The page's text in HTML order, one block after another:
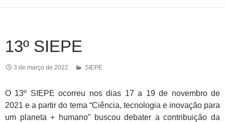
13º SIEPE
3 de março de 2022 SIEPE
O 13º SIEPE ocorreu nos dias 17 a 19 de novembro de
2021 e a partir do tema “Ciência, tecnologia e inovação para
um planeta + humano” buscou debater a contribuição da